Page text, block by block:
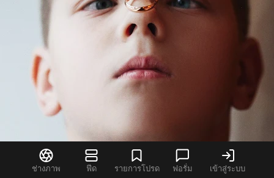
ช่างภาพ ฟีด รายการโปรด ฟอรั่ม เข้าสู่ระบบ